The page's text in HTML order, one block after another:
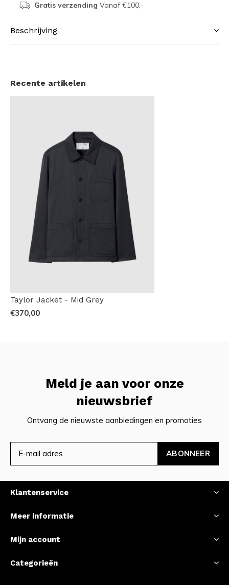
Gratis verzending Vanaf €100,-
Beschrijving
Recente artikelen
Taylor Jacket - Mid Grey
€370,00
Meld je aan voor onze
nieuwsbrief
Ontvang de nieuwste aanbiedingen en promoties
ABONNEER
Klantenservice
Meer informatie
Mijn account
Categorieën